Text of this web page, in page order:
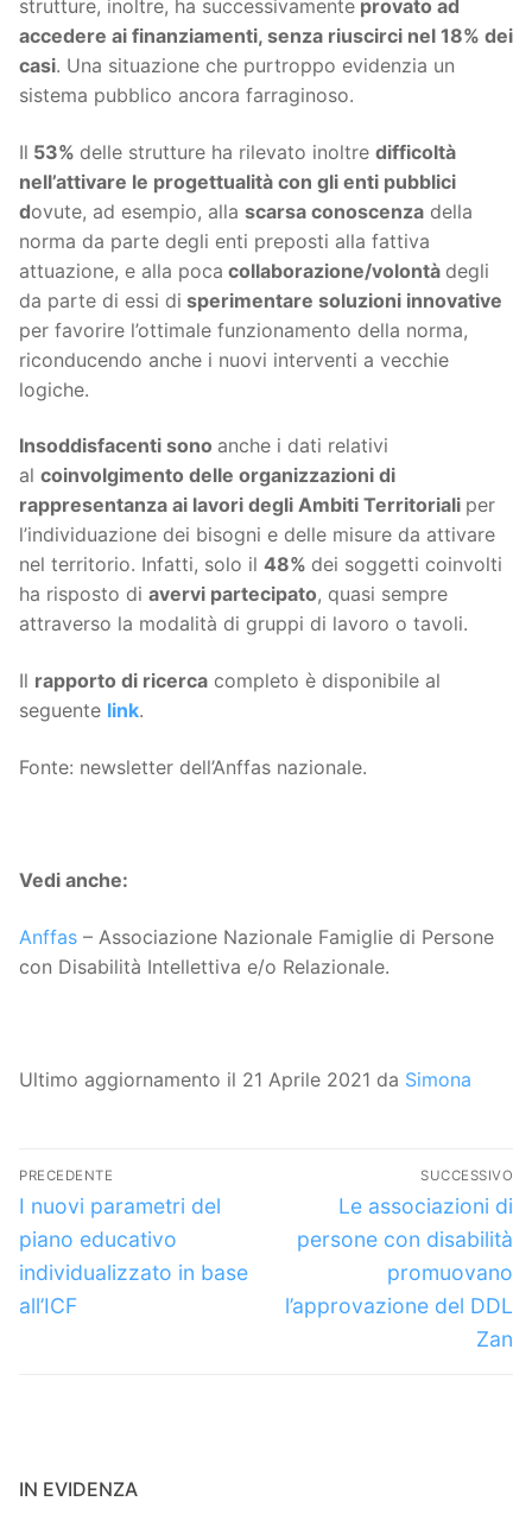
strutture, inoltre, ha successivamente provato ad
accedere ai finanziamenti, senza riuscirci nel 18% dei
casi. Una situazione che purtroppo evidenzia un
sistema pubblico ancora farraginoso.
Il 53% delle strutture ha rilevato inoltre difficoltà
nell’attivare le progettualità con gli enti pubblici
dovute, ad esempio, alla scarsa conoscenza della
norma da parte degli enti preposti alla fattiva
attuazione, e alla poca collaborazione/volontà degli
da parte di essi di sperimentare soluzioni innovative
per favorire l’ottimale funzionamento della norma,
riconducendo anche i nuovi interventi a vecchie
logiche.
Insoddisfacenti sono anche i dati relativi
al coinvolgimento delle organizzazioni di
rappresentanza ai lavori degli Ambiti Territoriali per
l’individuazione dei bisogni e delle misure da attivare
nel territorio. Infatti, solo il 48% dei soggetti coinvolti
ha risposto di avervi partecipato, quasi sempre
attraverso la modalità di gruppi di lavoro o tavoli.
Il rapporto di ricerca completo è disponibile al
seguente link.
Fonte: newsletter dell’Anffas nazionale.
Vedi anche:
Anffas – Associazione Nazionale Famiglie di Persone
con Disabilità Intellettiva e/o Relazionale.
Ultimo aggiornamento il 21 Aprile 2021 da Simona
Navigazione
articoli
PRECEDENTE
Articolo
precedente:
I nuovi parametri del
piano educativo
individualizzato in base
all’ICF
SUCCESSIVO
Articolo
successivo:
Le associazioni di
persone con disabilità
promuovano
l’approvazione del DDL
Zan
IN EVIDENZA